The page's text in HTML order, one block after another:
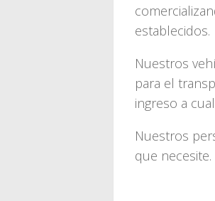
establecidos.
Nuestros
para el
ingreso a
Nuestros
que necesite.